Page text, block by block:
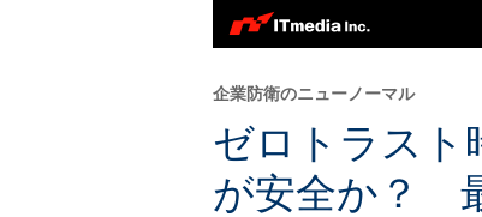
ゼロトラスト
が安全か？
企業防衛のニューノーマル